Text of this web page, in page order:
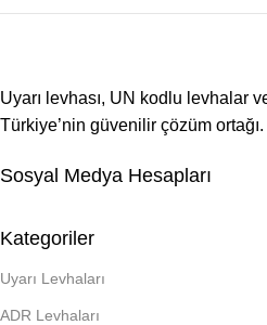
Uyarı levhası, UN kodlu levhalar
Türkiye’nin güvenilir çözüm ortağı.
Sosyal Medya Hesapları
Kategoriler
Uyarı Levhaları
ADR Levhaları